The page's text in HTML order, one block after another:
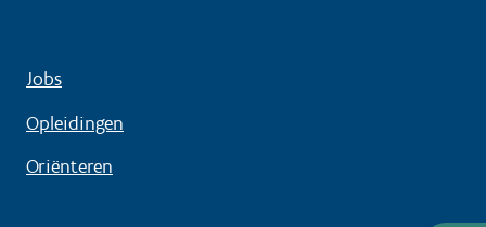
Jobs
Opleidingen
Oriënteren